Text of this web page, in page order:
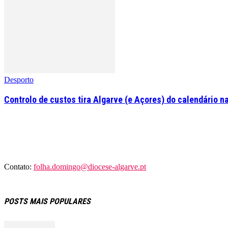
Desporto
Controlo de custos tira Algarve (e Açores) do calendário
Contato: folha.domingo@diocese-algarve.pt
POSTS MAIS POPULARES